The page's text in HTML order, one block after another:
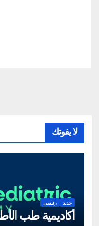
لا يفوتك
جديد رئيسي
أكاديمية طب